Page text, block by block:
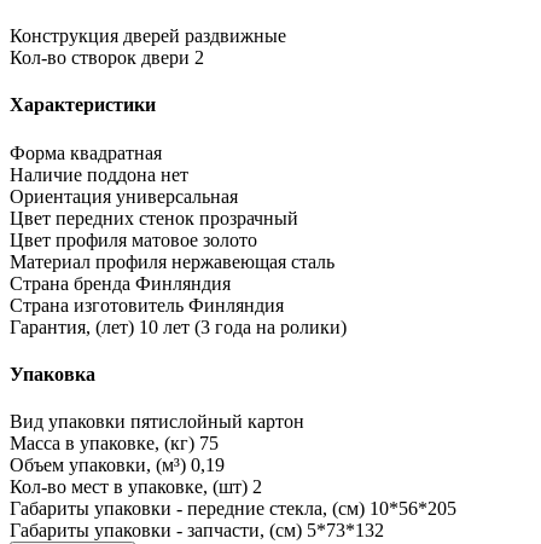
Конструкция дверей раздвижные
Кол-во створок двери 2
Характеристики
Форма квадратная
Наличие поддона нет
Ориентация универсальная
Цвет передних стенок прозрачный
Цвет профиля матовое золото
Материал профиля нержавеющая сталь
Страна бренда Финляндия
Страна изготовитель Финляндия
Гарантия, (лет) 10 лет (3 года на ролики)
Упаковка
Вид упаковки пятислойный картон
Масса в упаковке, (кг) 75
Объем упаковки, (м³) 0,19
Кол-во мест в упаковке, (шт) 2
Габариты упаковки - передние стекла, (см) 10*56*205
Габариты упаковки - запчасти, (см) 5*73*132